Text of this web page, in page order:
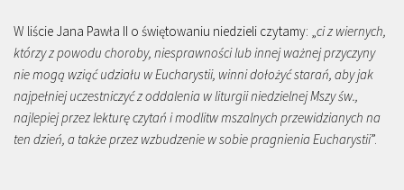
W liście Jana Pawła II o świętowaniu niedzieli czytamy: „ci z wiernych,
którzy z powodu choroby, niesprawności lub innej ważnej przyczyny
nie mogą wziąć udziału w Eucharystii, winni dołożyć starań, aby jak
najpełniej uczestniczyć z oddalenia w liturgii niedzielnej Mszy św.,
najlepiej przez lekturę czytań i modlitw mszalnych przewidzianych na
ten dzień, a także przez wzbudzenie w sobie pragnienia Eucharystii”.